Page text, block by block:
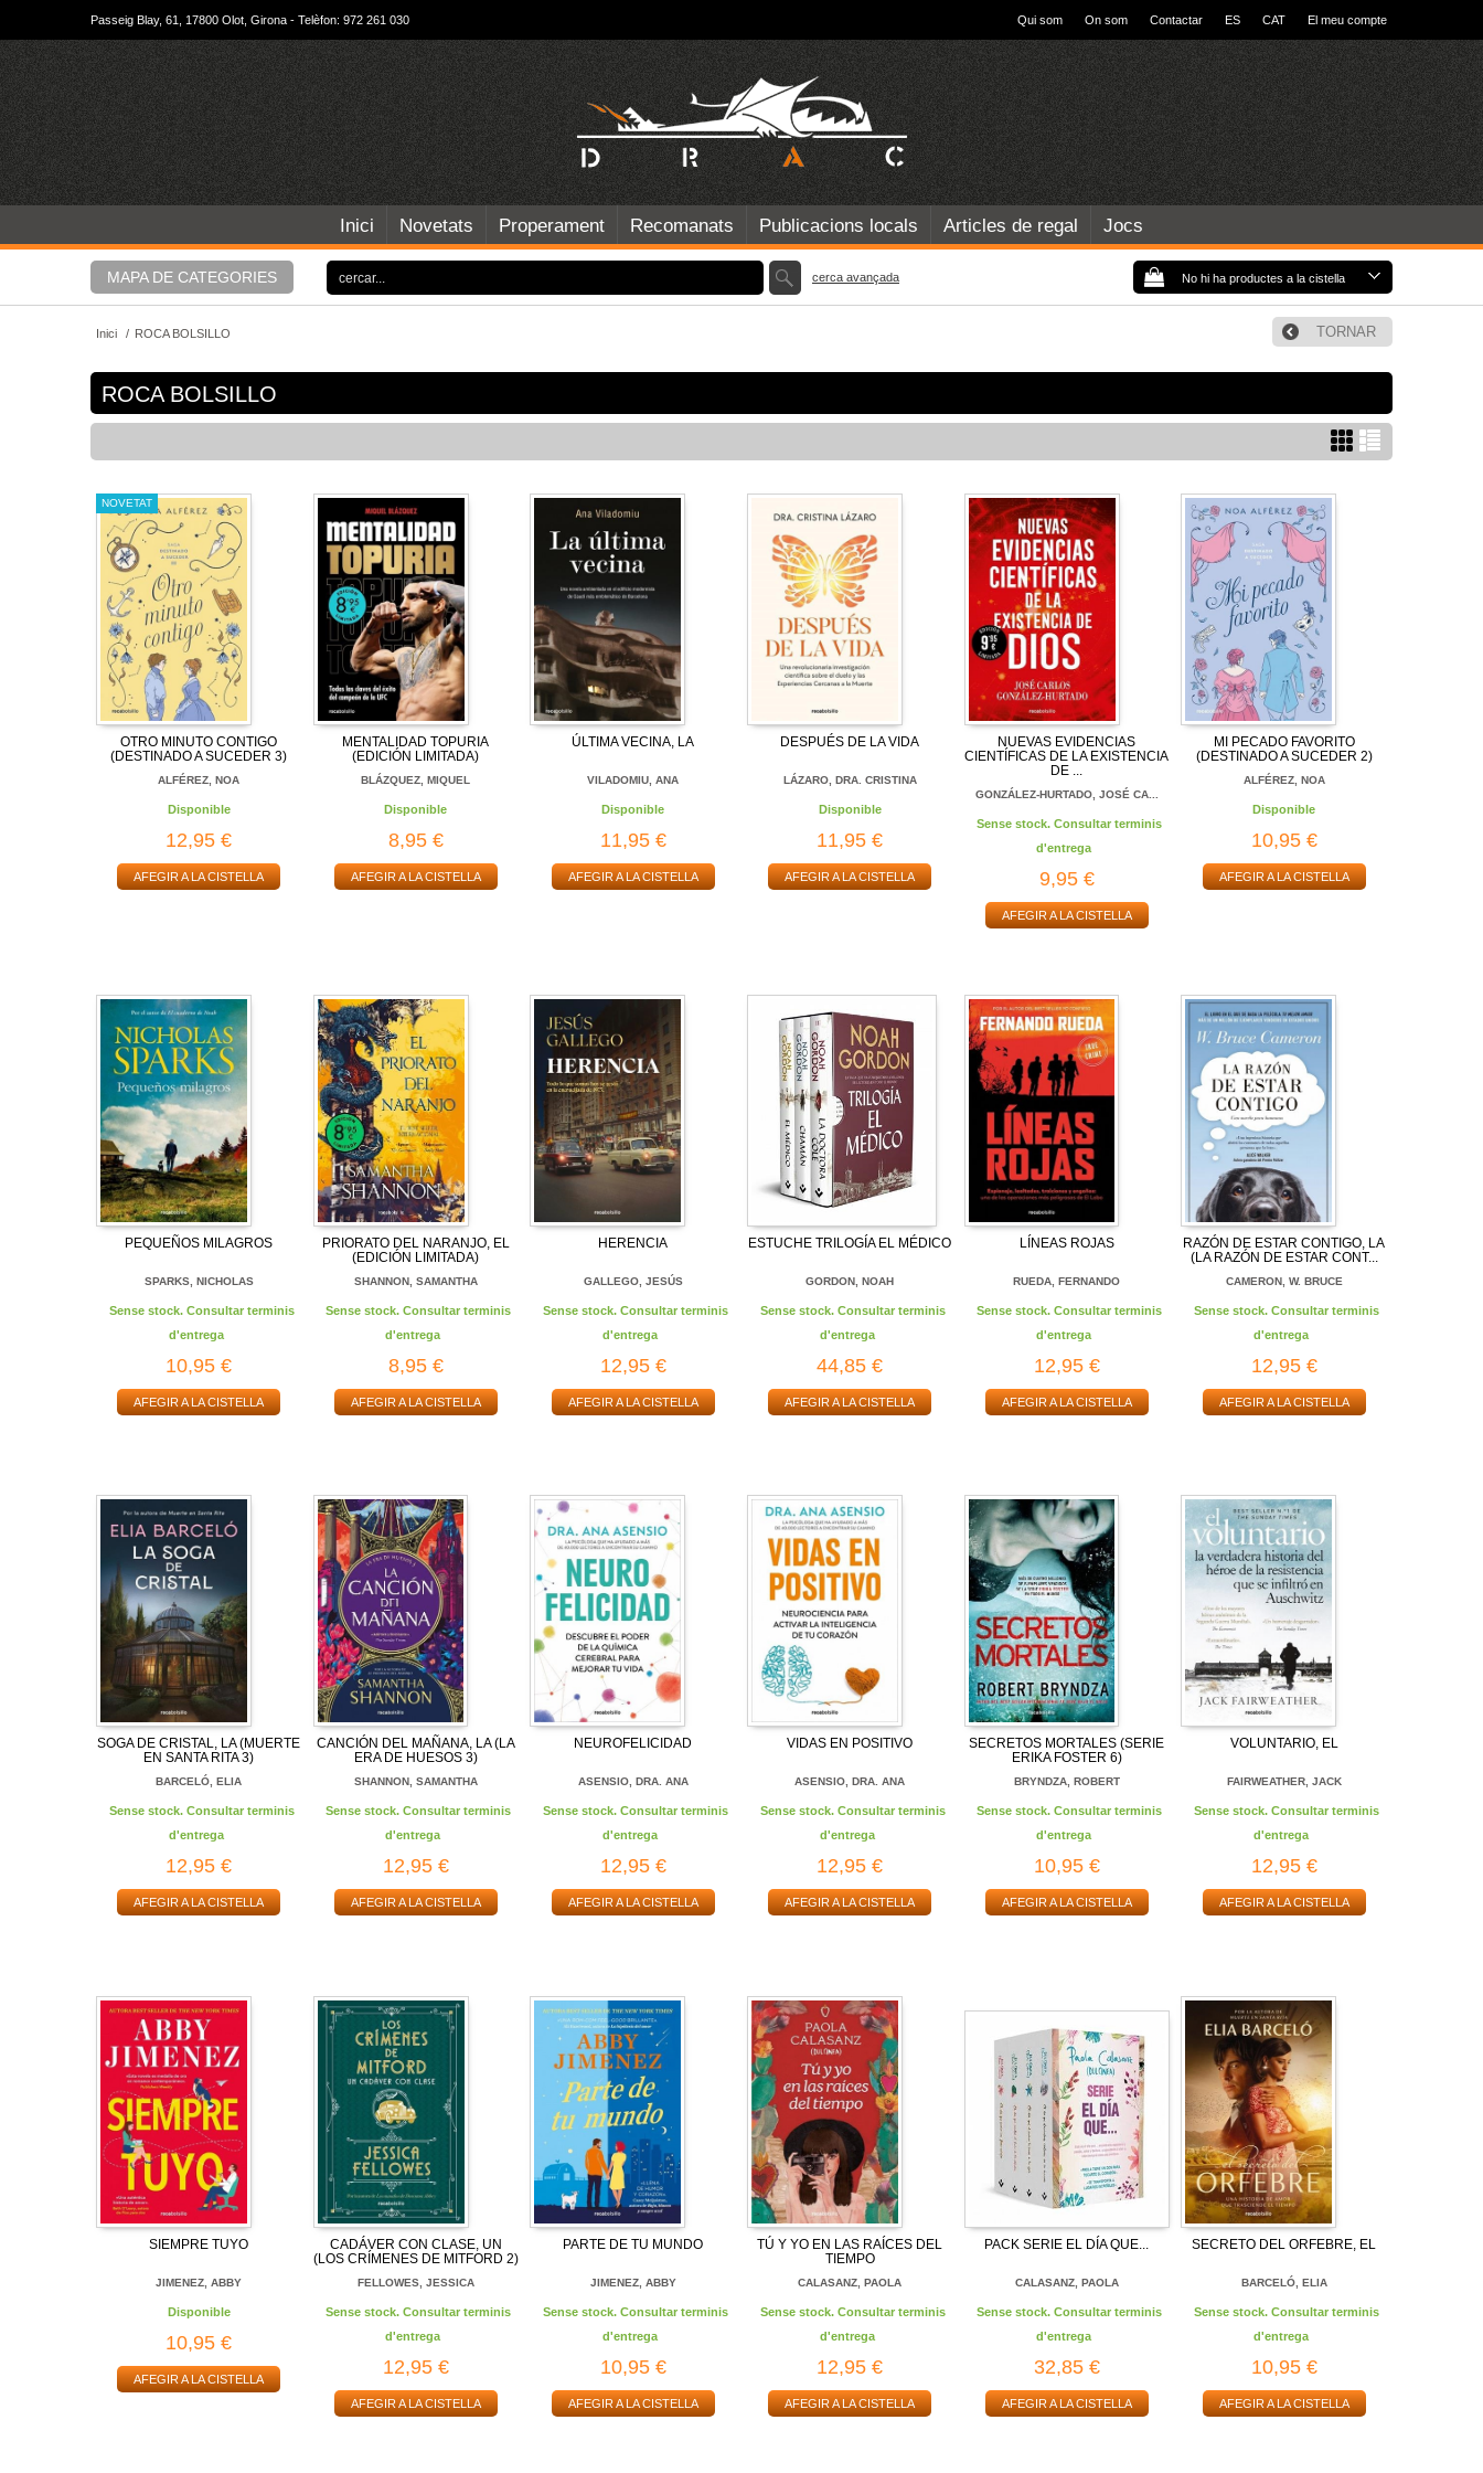
Passeig Blay, 61, 17800 Olot, Girona - Telèfon: 972 261 030 Qui som On som Contactar ES CAT El meu compte
Inici Novetats Properament Recomanats Publicacions locals Articles de regal Jocs
MAPA DE CATEGORIES No hi ha productes a la cistella
cerca avançada
Inici / ROCA BOLSILLO TORNAR
ROCA BOLSILLO
NOVETAT
OTRO MINUTO CONTIGO
(DESTINADO A SUCEDER 3)
ALFÉREZ, NOA
Disponible
12,95 €
AFEGIR A LA CISTELLA
MENTALIDAD TOPURIA
(EDICIÓN LIMITADA)
BLÁZQUEZ, MIQUEL
Disponible
8,95 €
AFEGIR A LA CISTELLA
ÚLTIMA VECINA, LA
VILADOMIU, ANA
Disponible
11,95 €
AFEGIR A LA CISTELLA
DESPUÉS DE LA VIDA
LÁZARO, DRA. CRISTINA
Disponible
11,95 €
AFEGIR A LA CISTELLA
NUEVAS EVIDENCIAS
CIENTÍFICAS DE LA EXISTENCIA
DE ...
GONZÁLEZ-HURTADO, JOSÉ CA...
Sense stock. Consultar terminis
d'entrega
9,95 €
AFEGIR A LA CISTELLA
MI PECADO FAVORITO
(DESTINADO A SUCEDER 2)
ALFÉREZ, NOA
Disponible
10,95 €
AFEGIR A LA CISTELLA
PEQUEÑOS MILAGROS
SPARKS, NICHOLAS
Sense stock. Consultar terminis
d'entrega
10,95 €
AFEGIR A LA CISTELLA
PRIORATO DEL NARANJO, EL
(EDICIÓN LIMITADA)
SHANNON, SAMANTHA
Sense stock. Consultar terminis
d'entrega
8,95 €
AFEGIR A LA CISTELLA
HERENCIA
GALLEGO, JESÚS
Sense stock. Consultar terminis
d'entrega
12,95 €
AFEGIR A LA CISTELLA
ESTUCHE TRILOGÍA EL MÉDICO
GORDON, NOAH
Sense stock. Consultar terminis
d'entrega
44,85 €
AFEGIR A LA CISTELLA
LÍNEAS ROJAS
RUEDA, FERNANDO
Sense stock. Consultar terminis
d'entrega
12,95 €
AFEGIR A LA CISTELLA
RAZÓN DE ESTAR CONTIGO, LA
(LA RAZÓN DE ESTAR CONT...
CAMERON, W. BRUCE
Sense stock. Consultar terminis
d'entrega
12,95 €
AFEGIR A LA CISTELLA
SOGA DE CRISTAL, LA (MUERTE
EN SANTA RITA 3)
BARCELÓ, ELIA
Sense stock. Consultar terminis
d'entrega
12,95 €
AFEGIR A LA CISTELLA
CANCIÓN DEL MAÑANA, LA (LA
ERA DE HUESOS 3)
SHANNON, SAMANTHA
Sense stock. Consultar terminis
d'entrega
12,95 €
AFEGIR A LA CISTELLA
NEUROFELICIDAD
ASENSIO, DRA. ANA
Sense stock. Consultar terminis
d'entrega
12,95 €
AFEGIR A LA CISTELLA
VIDAS EN POSITIVO
ASENSIO, DRA. ANA
Sense stock. Consultar terminis
d'entrega
12,95 €
AFEGIR A LA CISTELLA
SECRETOS MORTALES (SERIE
ERIKA FOSTER 6)
BRYNDZA, ROBERT
Sense stock. Consultar terminis
d'entrega
10,95 €
AFEGIR A LA CISTELLA
VOLUNTARIO, EL
FAIRWEATHER, JACK
Sense stock. Consultar terminis
d'entrega
12,95 €
AFEGIR A LA CISTELLA
SIEMPRE TUYO
JIMENEZ, ABBY
Disponible
10,95 €
AFEGIR A LA CISTELLA
CADÁVER CON CLASE, UN
(LOS CRÍMENES DE MITFORD 2)
FELLOWES, JESSICA
Sense stock. Consultar terminis
d'entrega
12,95 €
AFEGIR A LA CISTELLA
PARTE DE TU MUNDO
JIMENEZ, ABBY
Sense stock. Consultar terminis
d'entrega
10,95 €
AFEGIR A LA CISTELLA
TÚ Y YO EN LAS RAÍCES DEL
TIEMPO
CALASANZ, PAOLA
Sense stock. Consultar terminis
d'entrega
12,95 €
AFEGIR A LA CISTELLA
PACK SERIE EL DÍA QUE...
CALASANZ, PAOLA
Sense stock. Consultar terminis
d'entrega
32,85 €
AFEGIR A LA CISTELLA
SECRETO DEL ORFEBRE, EL
BARCELÓ, ELIA
Sense stock. Consultar terminis
d'entrega
10,95 €
AFEGIR A LA CISTELLA